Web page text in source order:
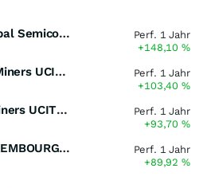
iShares MSCI Global Semiconductors UCITS ETF USD (Acc)
Perf. 1 Jahr
+148,10%
Global X Copper Miners UCITS ETF USD Acc
Perf. 1 Jahr
+103,40%
iShares Copper Miners UCITS ETF
Perf. 1 Jahr
+93,70%
MULTI UNITS LUXEMBOURG - Lyxor MSCI Semiconductors ESG Filtered
Perf. 1 Jahr
+89,92%